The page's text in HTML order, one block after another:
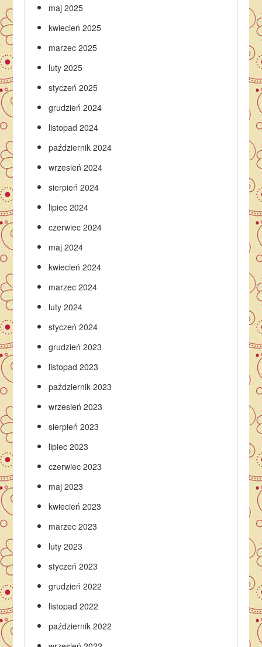
maj 2025
kwiecień 2025
marzec 2025
luty 2025
styczeń 2025
grudzień 2024
listopad 2024
październik 2024
wrzesień 2024
sierpień 2024
lipiec 2024
czerwiec 2024
maj 2024
kwiecień 2024
marzec 2024
luty 2024
styczeń 2024
grudzień 2023
listopad 2023
październik 2023
wrzesień 2023
sierpień 2023
lipiec 2023
czerwiec 2023
maj 2023
kwiecień 2023
marzec 2023
luty 2023
styczeń 2023
grudzień 2022
listopad 2022
październik 2022